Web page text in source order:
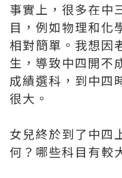
事實上，很多在中
目，例如物理和化
相對簡單。我想因
生，導致中四開不
成績選科，到中四
很大。
女兒終於到了中四
何？哪些科目有較